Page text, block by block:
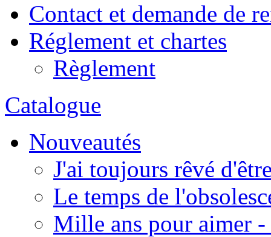
Contact et demande de
Réglement et chartes
Règlement
Catalogue
Nouveautés
J'ai toujours rêvé
Le temps de
Mille ans pour aimer